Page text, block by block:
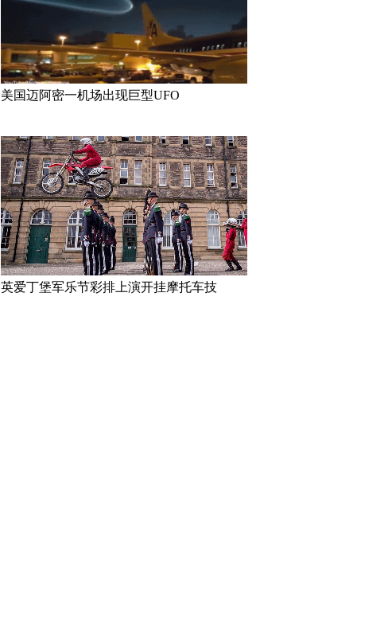
美国迈阿密一机场出现巨型UFO
英爱丁堡军乐节彩排上演开挂摩托车技